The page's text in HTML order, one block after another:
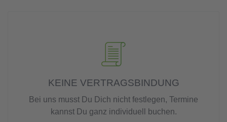
KEINE VERTRAGSBINDUNG
Bei uns musst Du Dich nicht festlegen, Termine
kannst Du ganz individuell buchen.